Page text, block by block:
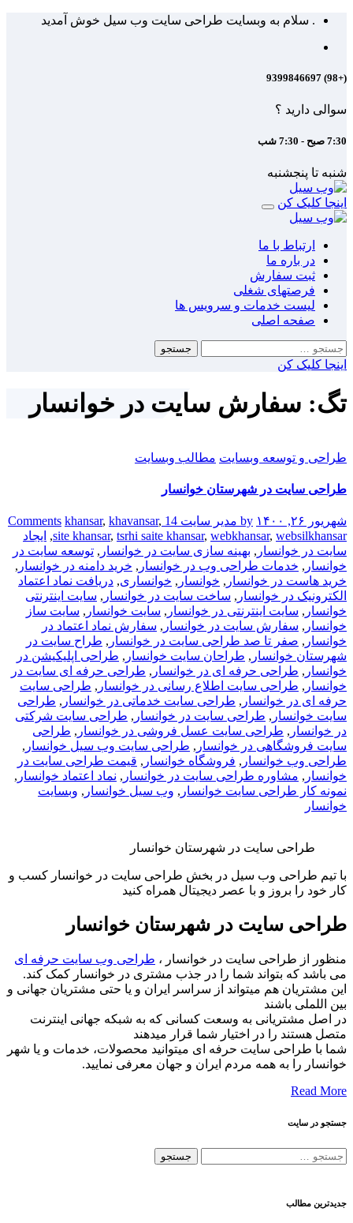
Skip
content
. سلام به وبسایت طراحی سایت وب سیل خوش آمدید
(+98) 9399846697
سوالی دارید ؟
7:30 صبح - 7:30 شب
شنبه تا پنجشنبه
اینجا کلیک کن
ارتباط با ما
در باره ما
ثبت سفارش
فرصتهای شغلی
لیست خدمات و سرویس ها
صفحه اصلی
جستجو
برای:
اینجا کلیک کن
تگ: سفارش سایت در خوانسار
طراحی و توسعه وبسایت مطالب وبسایت
طراحی سایت در شهرستان خوانسار
شهریور ۲۶, ۱۴۰۰ by مدیر سایت 14 Comments
khansar, khavansar,
site khansar, tsrhi saite khansar, webkhansar, websilkhansar
, ایجاد
سایت در خوانسار , بهینه سازی سایت در خوانسار , توسعه سایت در
خوانسار , خدمات طراحی وب در خوانسار , خرید دامنه در خوانسار ,
خرید هاست در خوانسار , خوانسار , خوانساری, دریافت نماد اعتماد
الکترونیک در خوانسار , ساخت سایت در خوانسار , سایت اینترنتی
خوانسار , سایت اینترنتی در خوانسار , سایت خوانسار , سایت ساز
خوانسار , سفارش سایت در خوانسار , سفارش نماد اعتماد در
خوانسار , صفر تا صد طراحی سایت در خوانسار , طراح سایت در
شهرستان خوانسار , طراحان سایت خوانسار , طراحی اپلیکیشن در
خوانسار , طراحی حرفه ای در خوانسار , طراحی حرفه ای سایت در
خوانسار , طراحی سایت اطلاع رسانی در خوانسار , طراحی سایت
حرفه ای در خوانسار , طراحی سایت خدماتی در خوانسار , طراحی
سایت خوانسار , طراحی سایت در خوانسار , طراحی سایت شرکتی
در خوانسار , طراحی سایت عسل فروشی در خوانسار , طراحی
سایت فروشگاهی در خوانسار , طراحی سایت وب سیل خوانسار ,
طراحی وب خوانسار , فروشگاه خوانسار , قیمت طراحی سایت در
خوانسار , مشاوره طراحی سایت در خوانسار , نماد اعتماد خوانسار ,
نمونه کار طراحی سایت خوانسار , وب سیل خوانسار , وبسایت
خوانسار
طراحی سایت در شهرستان خوانسار
با تیم طراحی وب سیل در بخش طراحی سایت در خوانسار کسب و
کار خود را بروز و با عصر دیجیتال همراه کنید
طراحی سایت در شهرستان خوانسار
منظور از طراحی سایت در خوانسار ، طراحی وب سایت حرفه ای
می باشد که بتواند شما را در جذب مشتری در خوانسار کمک کند.
این مشتریان هم میتواند از سراسر ایران و یا حتی مشتریان جهانی و
بین اللملی باشند
در اصل مشتریانی به وسعت کسانی که به شبکه جهانی اینترنت
متصل هستند را در اختیار شما قرار میدهند
شما با طراحی سایت حرفه ای میتوانید محصولات، خدمات و یا شهر
خوانسار را به همه مردم ایران و جهان معرفی نمایید.
Read More
جستجو در سایت
جستجو
جدیدترین مطالب